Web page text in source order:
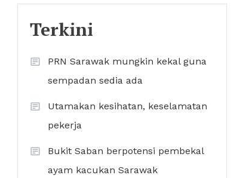
Terkini
PRN Sarawak mungkin kekal guna
sempadan sedia ada
Utamakan kesihatan, keselamatan
pekerja
Bukit Saban berpotensi pembekal
ayam kacukan Sarawak